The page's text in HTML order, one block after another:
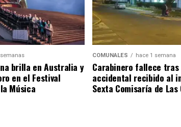
brilla en Australia y
en el Festival
Música
COMUNALES hace 1 semana
Carabinero fallece tras
accidental recibido al
Sexta Comisaría de Las